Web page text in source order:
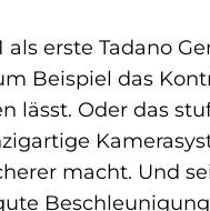
als erste Tadano
Beispiel das
Oder das
macht. Und